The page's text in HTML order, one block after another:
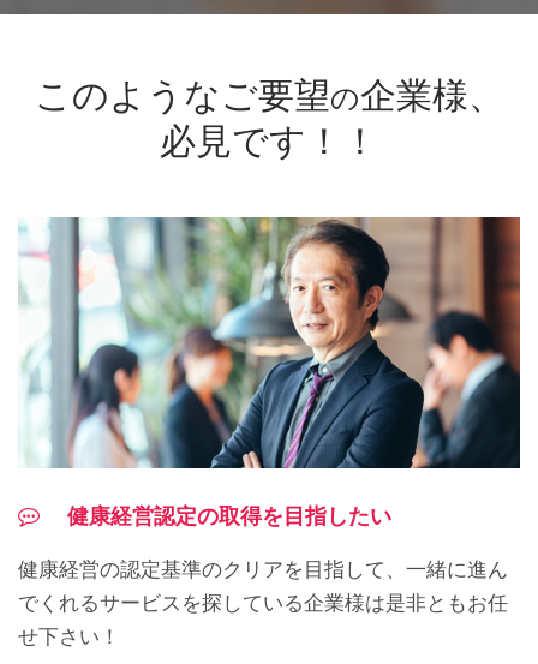
このようなご要望の企業様、
必見です！！
健康経営認定の取得を目指したい
健康経営の認定基準のクリアを目指して、一緒に進ん
でくれるサービスを探している企業様は是非ともお任
せ下さい！